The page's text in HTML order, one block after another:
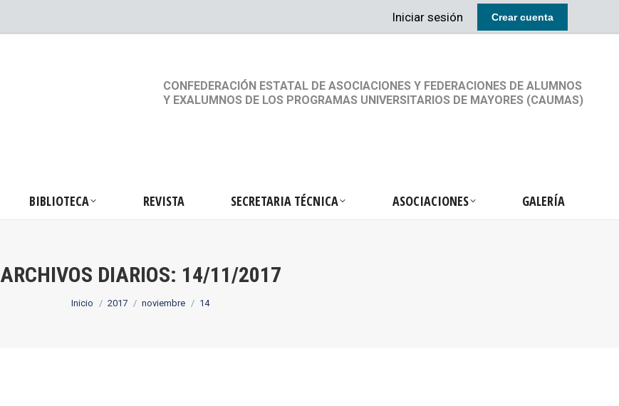
Iniciar sesión Crear cuenta
CONFEDERACIÓN ESTATAL DE ASOCIACIONES Y FEDERACIONES DE ALUMNOS
Y EXALUMNOS DE LOS PROGRAMAS UNIVERSITARIOS DE MAYORES (CAUMAS)
BIBLIOTECA REVISTA SECRETARIA TÉCNICA ASOCIACIONES GALERÍA
ARCHIVOS DIARIOS: 14/11/2017
Estás aquí:
Inicio 2017 noviembre 14